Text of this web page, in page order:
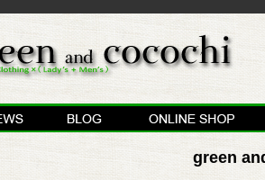
green